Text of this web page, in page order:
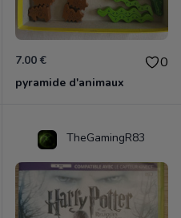
7.00 € 0
pyramide d'animaux
TheGamingR83